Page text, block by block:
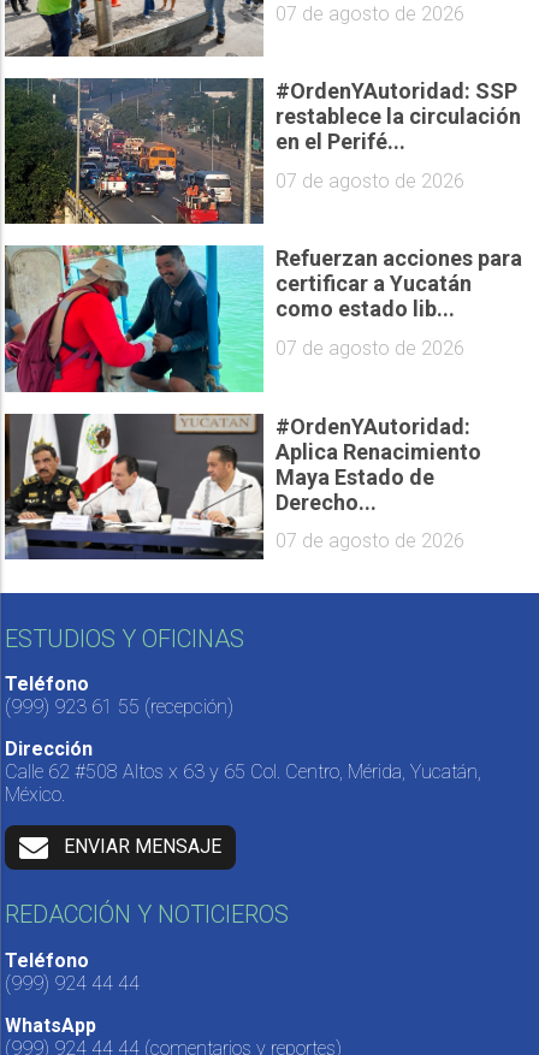
07 de agosto de 2026
#OrdenYAutoridad: SSP
restablece la circulación
en el Perifé...
07 de agosto de 2026
Refuerzan acciones para
certificar a Yucatán
como estado lib...
07 de agosto de 2026
#OrdenYAutoridad:
Aplica Renacimiento
Maya Estado de
Derecho...
07 de agosto de 2026
ESTUDIOS Y OFICINAS
Teléfono
(999) 923 61 55 (recepción)
Dirección
Calle 62 #508 Altos x 63 y 65 Col. Centro, Mérida, Yucatán,
México.
ENVIAR MENSAJE
REDACCIÓN Y NOTICIEROS
Teléfono
(999) 924 44 44
WhatsApp
(999) 924 44 44 (comentarios y reportes)